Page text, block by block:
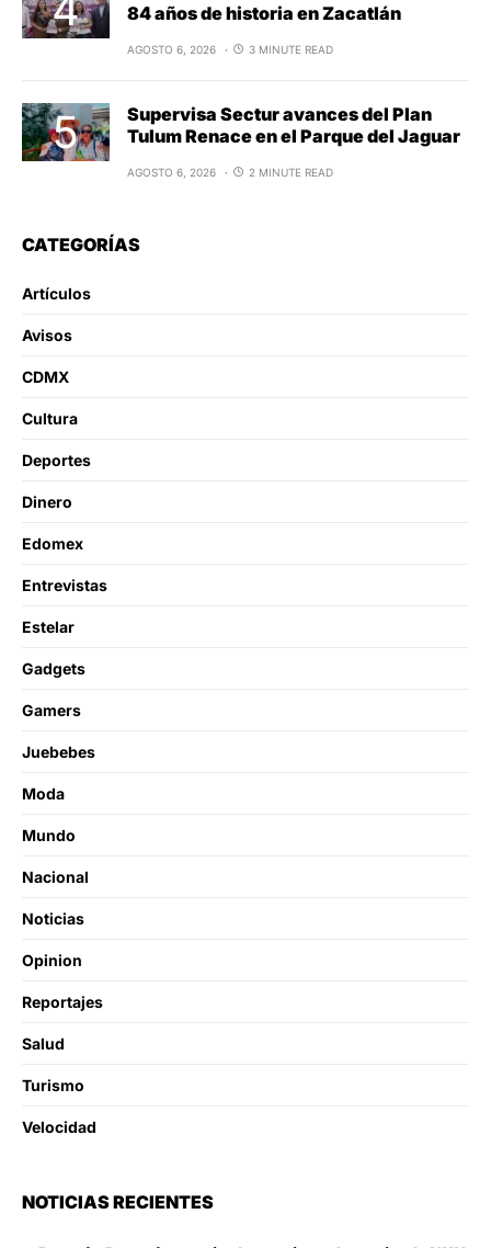
84 años de historia en Zacatlán
AGOSTO 6, 2026 3 MINUTE READ
Supervisa Sectur avances del Plan
Tulum Renace en el Parque del Jaguar
AGOSTO 6, 2026 2 MINUTE READ
CATEGORÍAS
Artículos
Avisos
CDMX
Cultura
Deportes
Dinero
Edomex
Entrevistas
Estelar
Gadgets
Gamers
Juebebes
Moda
Mundo
Nacional
Noticias
Opinion
Reportajes
Salud
Turismo
Velocidad
NOTICIAS RECIENTES